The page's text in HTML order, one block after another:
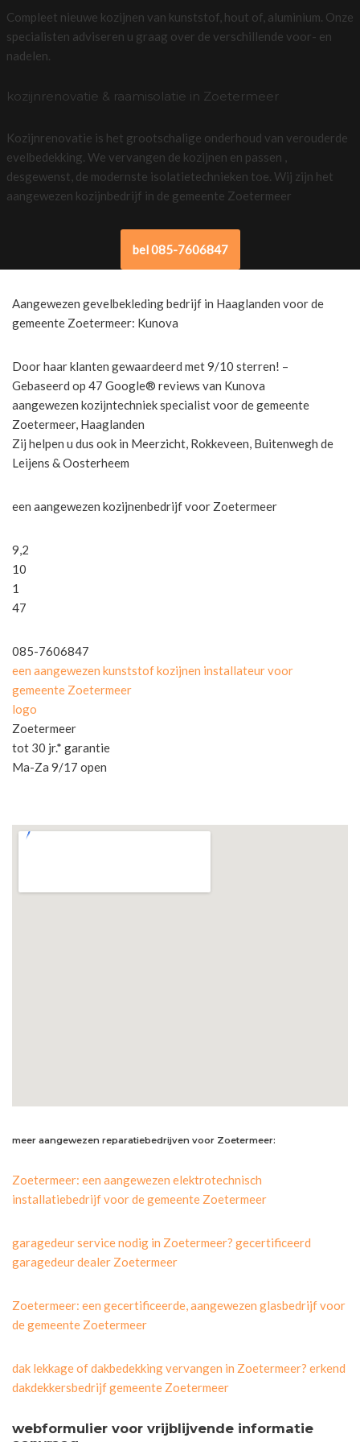
Compleet nieuwe kozijnen van kunststof, hout of, aluminium. Onze
specialisten adviseren u graag over de verschillende voor- en
nadelen.
kozijnrenovatie & raamisolatie in Zoetermeer
Kozijnrenovatie is het grootschalige onderhoud van verouderde
evelbedekking. We vervangen de kozijnen en passen ,
desgewenst, de modernste isolatietechnieken toe. Wij zijn het
aangewezen kozijnbedrijf in de gemeente Zoetermeer
bel 085-7606847
Aangewezen gevelbekleding bedrijf in Haaglanden voor de
gemeente Zoetermeer: Kunova
Door haar klanten gewaardeerd met 9/10 sterren! –
Gebaseerd op 47 Google® reviews van Kunova
aangewezen kozijntechniek specialist voor de gemeente
Zoetermeer, Haaglanden
Zij helpen u dus ook in Meerzicht, Rokkeveen, Buitenwegh de
Leijens & Oosterheem
een aangewezen kozijnenbedrijf voor Zoetermeer
9,2
10
1
47
085-7606847
een aangewezen kunststof kozijnen installateur voor
gemeente Zoetermeer
logo
Zoetermeer
tot 30 jr.* garantie
Ma-Za 9/17 open
meer aangewezen reparatiebedrijven voor Zoetermeer:
Zoetermeer: een aangewezen elektrotechnisch
installatiebedrijf voor de gemeente Zoetermeer
garagedeur service nodig in Zoetermeer? gecertificeerd
garagedeur dealer Zoetermeer
Zoetermeer: een gecertificeerde, aangewezen glasbedrijf voor
de gemeente Zoetermeer
dak lekkage of dakbedekking vervangen in Zoetermeer? erkend
dakdekkersbedrijf gemeente Zoetermeer
webformulier voor vrijblijvende informatie